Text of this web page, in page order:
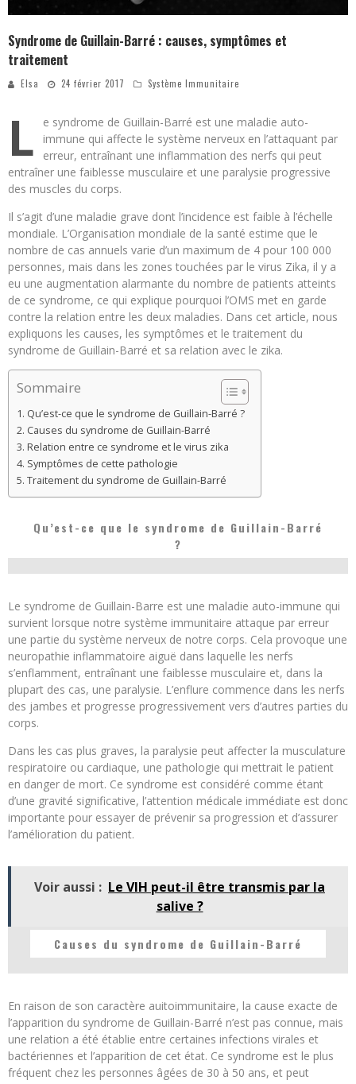
Syndrome de Guillain-Barré : causes, symptômes et
traitement
Elsa 24 février 2017 Système Immunitaire
L
e syndrome de Guillain-Barré est une maladie auto-
immune qui affecte le système nerveux en l’attaquant par
erreur, entraînant une inflammation des nerfs qui peut
entraîner une faiblesse musculaire et une paralysie progressive
des muscles du corps.
Il s’agit d’une maladie grave dont l’incidence est faible à l’échelle
mondiale. L’Organisation mondiale de la santé estime que le
nombre de cas annuels varie d’un maximum de 4 pour 100 000
personnes, mais dans les zones touchées par le virus Zika, il y a
eu une augmentation alarmante du nombre de patients atteints
de ce syndrome, ce qui explique pourquoi l’OMS met en garde
contre la relation entre les deux maladies. Dans cet article, nous
expliquons les causes, les symptômes et le traitement du
syndrome de Guillain-Barré et sa relation avec le zika.
Sommaire
Qu’est-ce que le syndrome de Guillain-Barré ?
Causes du syndrome de Guillain-Barré
Relation entre ce syndrome et le virus zika
Symptômes de cette pathologie
Traitement du syndrome de Guillain-Barré
Qu’est-ce que le syndrome de Guillain-Barré
?
Le syndrome de Guillain-Barre est une maladie auto-immune qui
survient lorsque notre système immunitaire attaque par erreur
une partie du système nerveux de notre corps. Cela provoque une
neuropathie inflammatoire aiguë dans laquelle les nerfs
s’enflamment, entraînant une faiblesse musculaire et, dans la
plupart des cas, une paralysie. L’enflure commence dans les nerfs
des jambes et progresse progressivement vers d’autres parties du
corps.
Dans les cas plus graves, la paralysie peut affecter la musculature
respiratoire ou cardiaque, une pathologie qui mettrait le patient
en danger de mort. Ce syndrome est considéré comme étant
d’une gravité significative, l’attention médicale immédiate est donc
importante pour essayer de prévenir sa progression et d’assurer
l’amélioration du patient.
Voir aussi : Le VIH peut-il être transmis par la
salive ?
Causes du syndrome de Guillain-Barré
En raison de son caractère auitoimmunitaire, la cause exacte de
l’apparition du syndrome de Guillain-Barré n’est pas connue, mais
une relation a été établie entre certaines infections virales et
bactériennes et l’apparition de cet état. Ce syndrome est le plus
fréquent chez les personnes âgées de 30 à 50 ans, et peut